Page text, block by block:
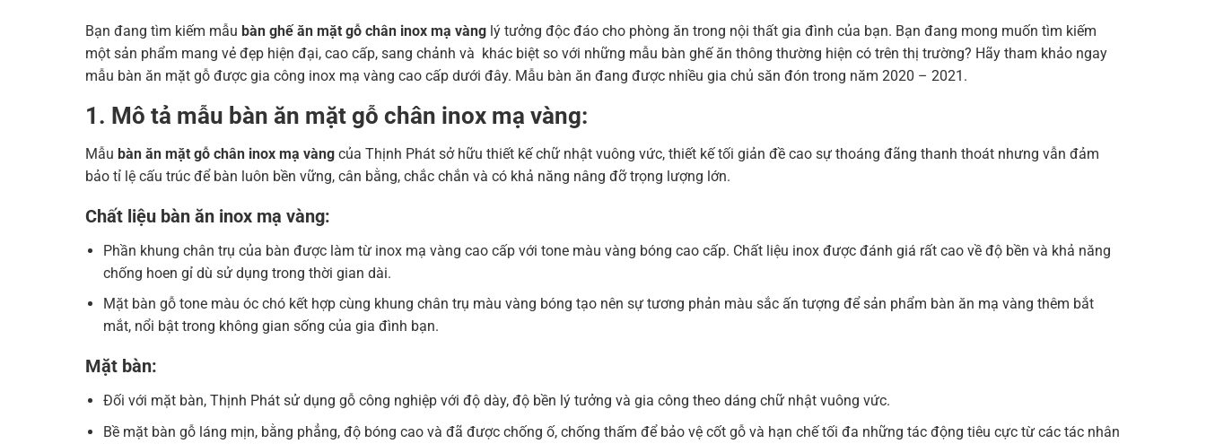
Bạn đang tìm kiếm mẫu bàn ghế ăn mặt gỗ chân inox mạ vànglý tưởng độc đáo cho phòng ăn trong nội thất gia đình của bạn. Bạn đang mong muốn tìm kiếm
một sản phẩm mang vẻ đẹp hiện đại, cao cấp, sang chảnh và khác biệt so với những mẫu bàn ghế ăn thông thường hiện có trên thị trường? Hãy tham khảo ngay
mẫu bàn ăn mặt gỗ được gia công inox mạ vàng cao cấp dưới đây. Mẫu bàn ăn đang được nhiều gia chủ săn đón trong năm 2020 – 2021.
1. Mô tả mẫu bàn ăn mặt gỗ chân inox mạ vàng:
Mẫu bàn ăn mặt gỗ chân inox mạ vàngcủa Thịnh Phát sở hữu thiết kế chữ nhật vuông vức, thiết kế tối giản đề cao sự thoáng đãng thanh thoát nhưng vẫn đảm
bảo tỉ lệ cấu trúc để bàn luôn bền vững, cân bằng, chắc chắn và có khả năng nâng đỡ trọng lượng lớn.
Chất liệu bàn ăn inox mạ vàng:
Phần khung chân trụ của bàn được làm từ inox mạ vàng cao cấp với tone màu vàng bóng cao cấp. Chất liệu inox được đánh giá rất cao về độ bền và khả năng
chống hoen gỉ dù sử dụng trong thời gian dài.
Mặt bàn gỗ tone màu óc chó kết hợp cùng khung chân trụ màu vàng bóng tạo nên sự tương phản màu sắc ấn tượng để sản phẩm bàn ăn mạ vàng thêm bắt
mắt, nổi bật trong không gian sống của gia đình bạn.
Mặt bàn:
Đối với mặt bàn, Thịnh Phát sử dụng gỗ công nghiệp với độ dày, độ bền lý tưởng và gia công theo dáng chữ nhật vuông vức.
Bề mặt bàn gỗ láng mịn, bằng phẳng, độ bóng cao và đã được chống ố, chống thấm để bảo vệ cốt gỗ và hạn chế tối đa những tác động tiêu cực từ các tác nhân